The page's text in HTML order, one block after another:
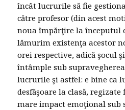
încât lucrurile să fie
către profesor (din acest
noua împărţire la începutul
lămurim existenţa acestor
orei respective, adică şocul
întâmple sub
lucrurile şi astfel: e bine ca
desfăşoare la clasă,
mare impact emoţional